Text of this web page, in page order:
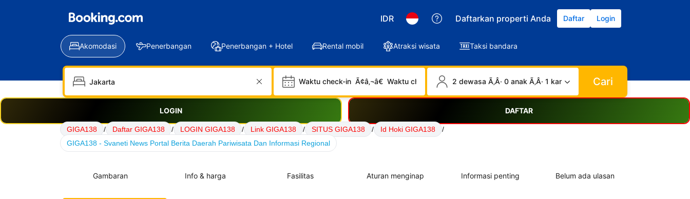
IDR Daftarkan properti Anda Daftar Login
Akomodasi Penerbangan Penerbangan + Hotel Rental mobil Atraksi wisata Taksi bandara
Waktu check-in Ã¢â‚¬â€ Waktu check-out 2 dewasa Ã‚Â· 0 anak Ã‚Â· 1 kamar Cari
LOGIN DAFTAR
GIGA138 / Daftar GIGA138 / LOGIN GIGA138 / Link GIGA138 / SITUS GIGA138 / Id Hoki GIGA138
/
GIGA138 - Svaneti News Portal Berita Daerah Pariwisata Dan Informasi Regional
Gambaran Info & harga Fasilitas Aturan menginap Informasi penting Belum ada ulasan